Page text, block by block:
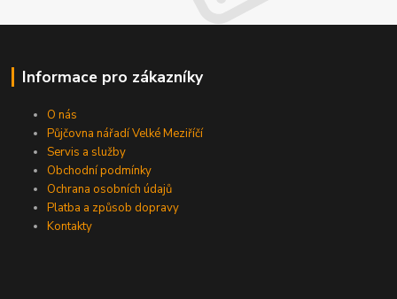
Informace pro zákazníky
O nás
Půjčovna nářadí Velké Meziříčí
Servis a služby
Obchodní podmínky
Ochrana osobních údajů
Platba a způsob dopravy
Kontakty